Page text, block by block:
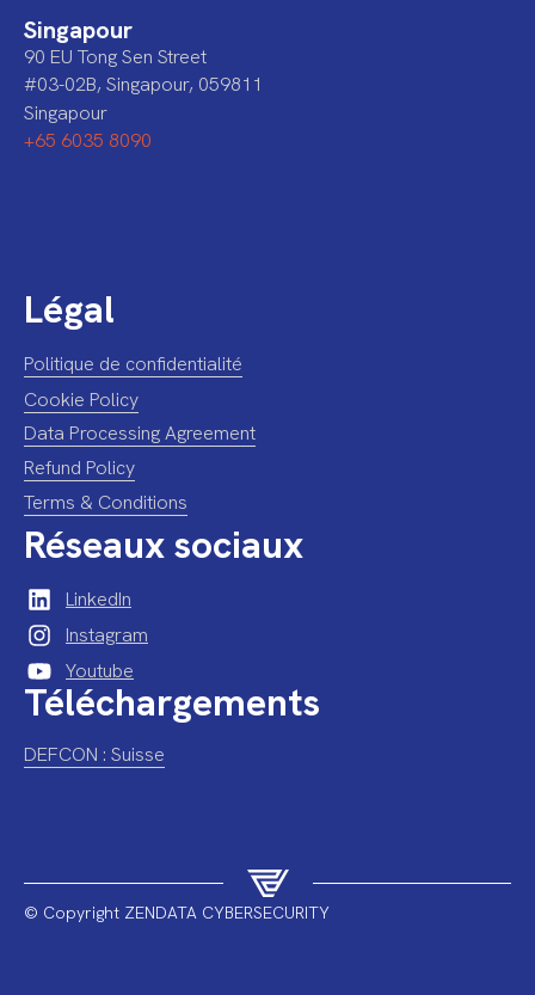
Singapour
90 EU Tong Sen Street
#03-02B, Singapour, 059811
Singapour
+65 6035 8090
Légal
Politique de confidentialité
Cookie Policy
Data Processing Agreement
Refund Policy
Terms & Conditions
Réseaux sociaux
LinkedIn
Instagram
Youtube
Téléchargements
DEFCON : Suisse
© Copyright ZENDATA CYBERSECURITY